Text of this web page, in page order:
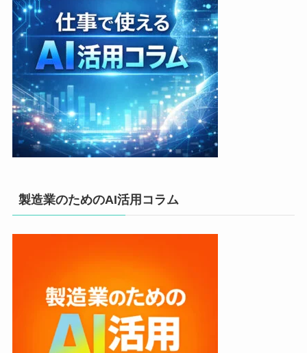
製造業のためのAI活用コラム